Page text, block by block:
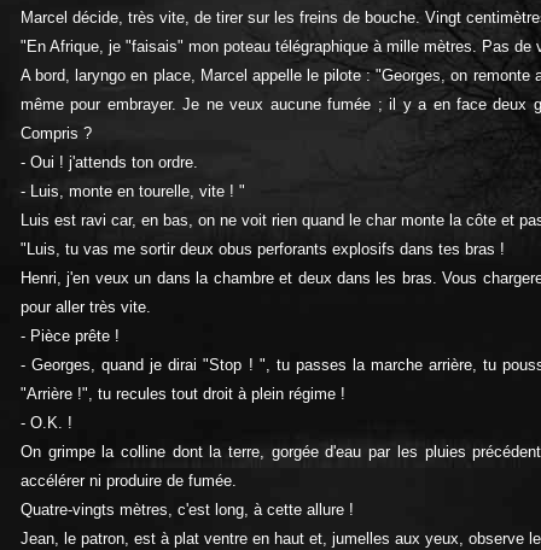
Marcel décide, très vite, de tirer sur les freins de bouche. Vingt
"En Afrique, je "faisais" mon poteau télégraphique à mille mètres. Pas
A bord, laryngo en place, Marcel appelle le pilote : "Georges, on
même pour embrayer. Je ne veux aucune fumée ; il y a en face
Compris ?
- Oui ! j'attends ton ordre.
- Luis, monte en tourelle, vite ! "
Luis est ravi car, en bas, on ne voit rien quand le char monte la côte et
"Luis, tu vas me sortir deux obus perforants explosifs dans tes bras !
Henri, j'en veux un dans la chambre et deux dans les bras. Vous
pour aller très vite.
- Pièce prête !
- Georges, quand je dirai "Stop ! ", tu passes la marche arrière, tu
"Arrière !", tu recules tout droit à plein régime !
- O.K. !
On grimpe la colline dont la terre, gorgée d'eau par les pluies
accélérer ni produire de fumée.
Quatre-vingts mètres, c'est long, à cette allure !
Jean, le patron, est à plat ventre en haut et, jumelles aux yeux, observe